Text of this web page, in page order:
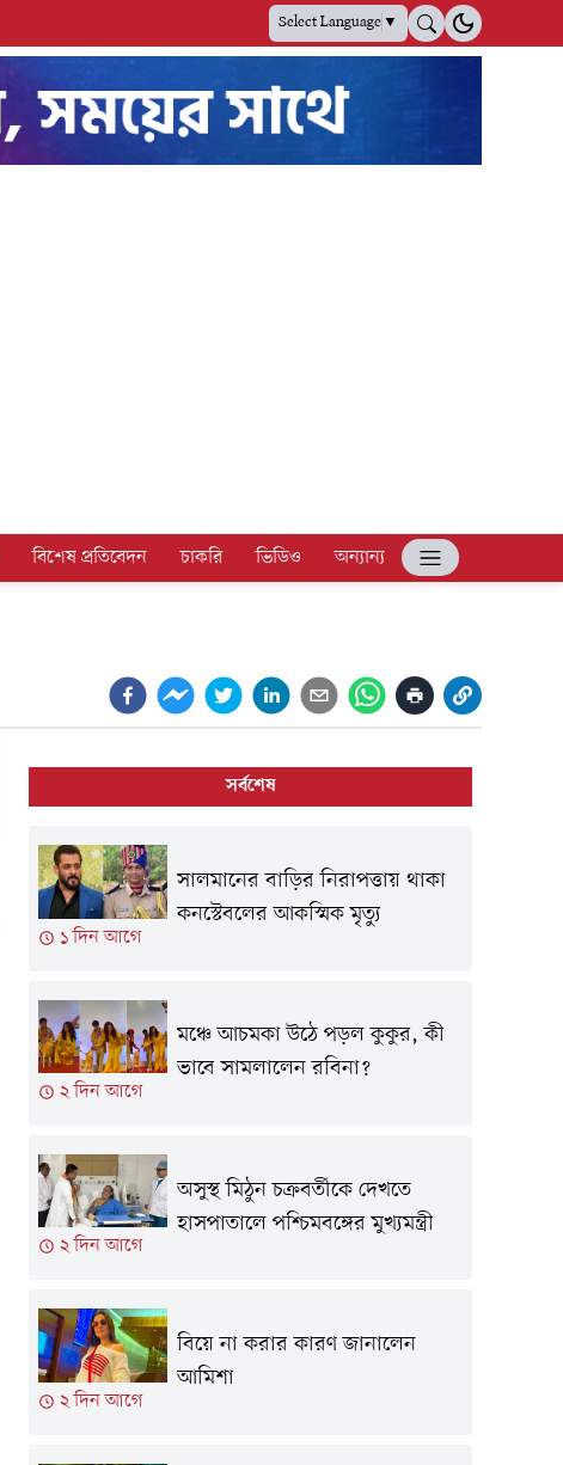
Select Language▼
বিশেষ প্রতিবেদন চাকরি ভিডিও
অন্যান্য
সর্বশেষ
১ দিন আগে
সালমানের বাড়ির নিরাপত্তায় থাকা
কনস্টেবলের আকস্মিক মৃত্যু
২ দিন আগে
মঞ্চে আচমকা উঠে পড়ল কুকুর, কী
ভাবে সামলালেন রবিনা?
২ দিন আগে
অসুস্থ মিঠুন চক্রবর্তীকে দেখতে
হাসপাতালে পশ্চিমবঙ্গের মুখ্যমন্ত্রী
২ দিন আগে
বিয়ে না করার কারণ জানালেন
আমিশা